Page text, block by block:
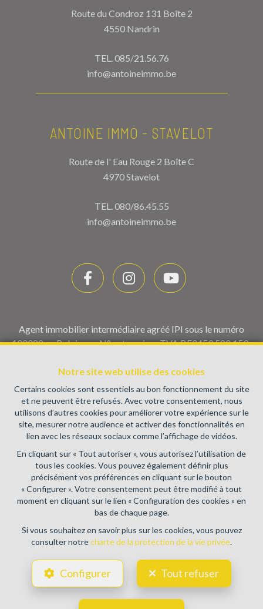
Notre site web utilise des cookies
Certains cookies sont essentiels au bon fonctionnement du site
et ne peuvent être refusés. Avec votre consentement, nous
utilisons d’autres cookies pour améliorer votre expérience sur le
site, mesurer notre audience et activer des fonctionnalités en
lien avec les réseaux sociaux comme l’affichage de vidéos.
En cliquant sur « Tout autoriser », vous autorisez l’utilisation de
tous les cookies. Vous pouvez également définir plus
précisément vos préférences en cliquant sur le bouton
« Configurer ». Votre consentement peut être modifié à tout
moment en cliquant sur le lien « Configuration des cookies » en
bas de chaque page.
Si vous souhaitez en savoir plus sur les cookies, vous pouvez
consulter notrecharte de la protection de la vie privée.
Configurer Tout refuser
Route du Condroz 131 Boîte 2
4550 Nandrin
TEL.085/21.56.76
info@antoineimmo.be
ANTOINE IMMO - STAVELOT
Route de l' Eau Rouge 2 Boîte C
4970 Stavelot
TEL.080/86.45.55
info@antoineimmo.be
Agent immobilier intermédiaire agréé IPI sous le numéro
100082 en Belgique - N° entreprise : TVA BE0459.580.159-
immobiliers, rue du Luxembourg 16B, 1000 Bruxelles (+32 2
505 38 50 - info@ipi.be) - Soumis aucode déontologique de l’
IPI
RC professionnelle et cautionnement via AXA Belgium SA,
Place du Trône 1, 1000 Bruxelles – police n° 730.390.160.
Couverture valable pour les activités réalisées en Belgique
Conditions générales d'utilisation du site
Charte de la protection de la vie privée
Configuration des cookies
POWERED BY
DESIGNED AND DEVELOPED BY
WEBULOUS.IMMO